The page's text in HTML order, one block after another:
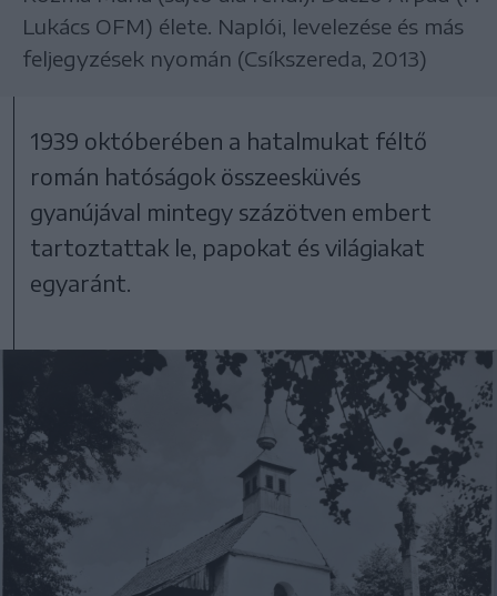
Lukács OFM) élete. Naplói, levelezése és más
feljegyzések nyomán (Csíkszereda, 2013)
1939 októberében a hatalmukat féltő
román hatóságok összeesküvés
gyanújával mintegy százötven embert
tartoztattak le, papokat és világiakat
egyaránt.